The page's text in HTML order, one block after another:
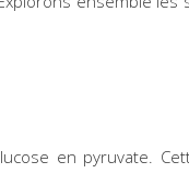
en pyruvate.